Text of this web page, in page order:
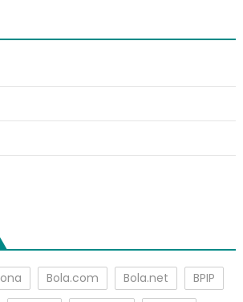
Bola.com Bola.net
BPIP